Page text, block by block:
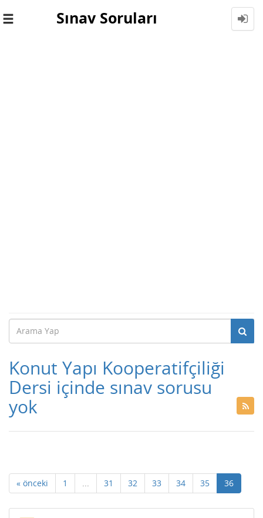
Toggle
Sınav Soruları
Konut Yapı Kooperatifçiliği
Dersi içinde sınav sorusu
yok
« önceki 1 ... 31 32 33 34 35 36